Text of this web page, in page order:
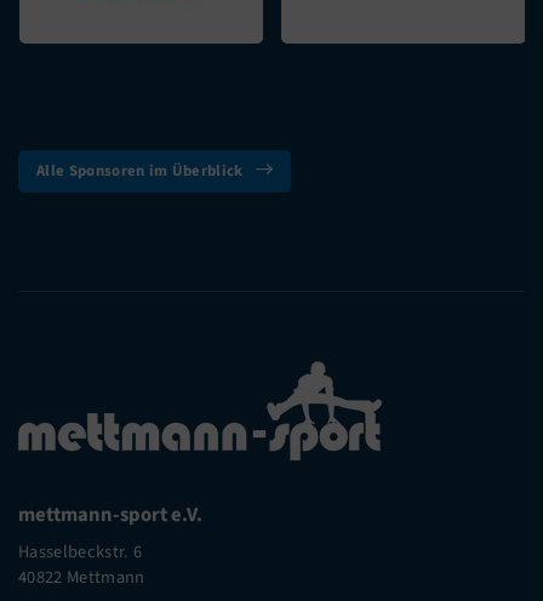
Alle Sponsoren im Überblick
mettmann-sport e.V.
Hasselbeckstr. 6
40822 Mettmann